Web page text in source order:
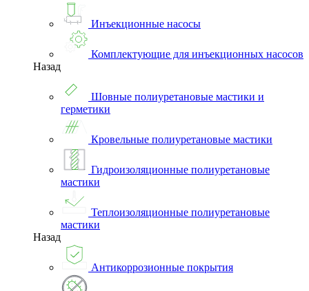
Инъекционные насосы
Комплектующие для инъекционных насосов
Назад
Шовные полиуретановые мастики и
герметики
Кровельные полиуретановые мастики
Гидроизоляционные полиуретановые
мастики
Теплоизоляционные полиуретановые
мастики
Назад
Антикоррозионные покрытия